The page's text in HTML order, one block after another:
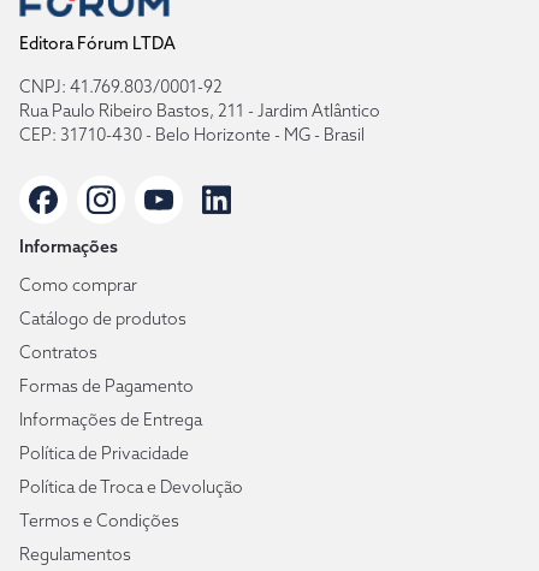
Editora Fórum LTDA
CNPJ: 41.769.803/0001-92
Rua Paulo Ribeiro Bastos, 211 - Jardim Atlântico
CEP: 31710-430 - Belo Horizonte - MG - Brasil
Informações
Como comprar
Catálogo de produtos
Contratos
Formas de Pagamento
Informações de Entrega
Política de Privacidade
Política de Troca e Devolução
Termos e Condições
Regulamentos